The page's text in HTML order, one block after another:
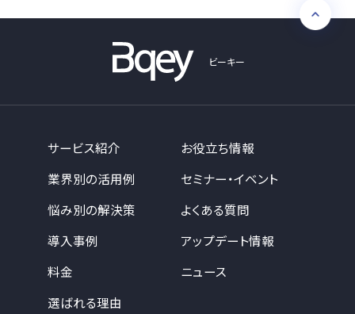
ビーキー
サービス紹介
お役立ち情報
業界別の活用例
セミナー・イベント
悩み別の解決策
よくある質問
導入事例
アップデート情報
料金
ニュース
選ばれる理由